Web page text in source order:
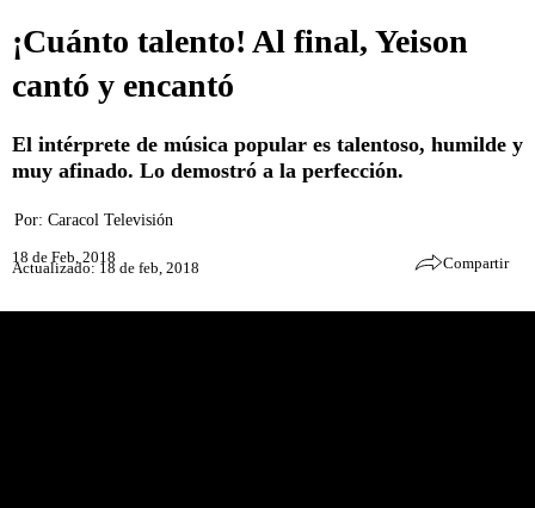
¡Cuánto talento! Al final, Yeison
cantó y encantó
El intérprete de música popular es talentoso, humilde y
muy afinado. Lo demostró a la perfección.
Por: Caracol Televisión
18 de Feb, 2018
Actualizado: 18 de feb, 2018 Compartir